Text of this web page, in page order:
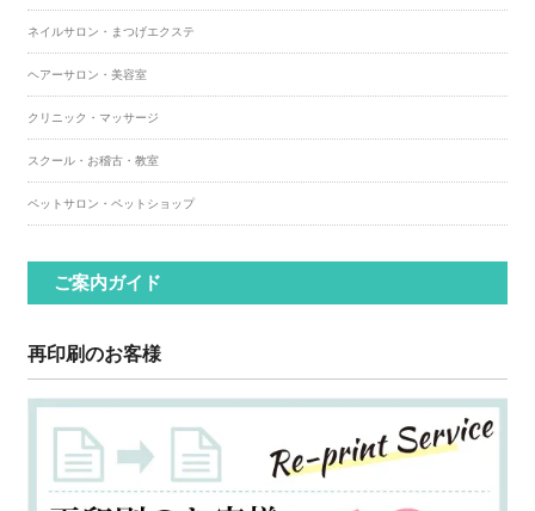
ネイルサロン・まつげエクステ
ヘアーサロン・美容室
クリニック・マッサージ
スクール・お稽古・教室
ペットサロン・ペットショップ
ご案内ガイド
再印刷のお客様